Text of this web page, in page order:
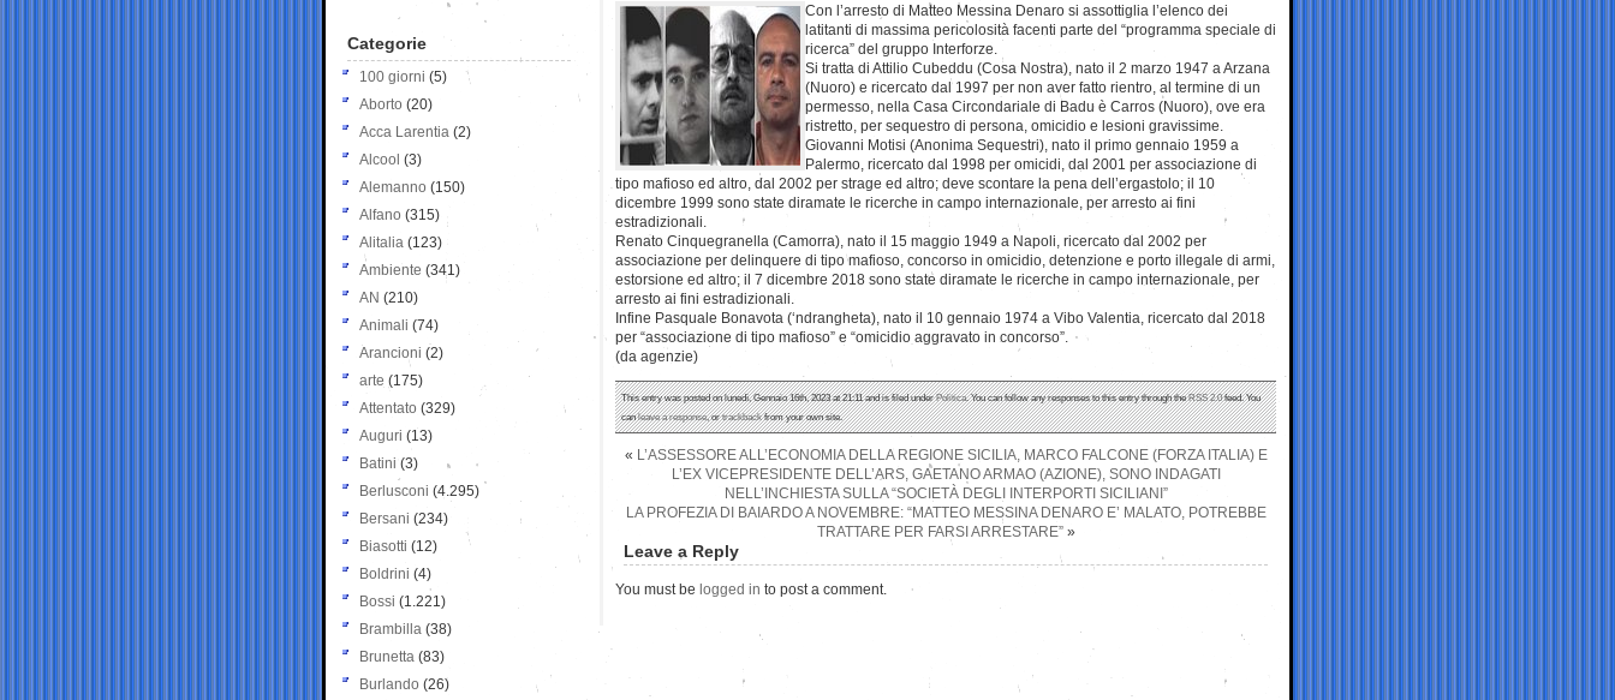
Con l’arresto di Matteo Messina Denaro si assottiglia l’elenco dei
latitanti di massima pericolosità facenti parte del “programma speciale di
ricerca” del gruppo Interforze.
Si tratta di Attilio Cubeddu (Cosa Nostra), nato il 2 marzo 1947 a Arzana
(Nuoro) e ricercato dal 1997 per non aver fatto rientro, al termine di un
permesso, nella Casa Circondariale di Badu è Carros (Nuoro), ove era
ristretto, per sequestro di persona, omicidio e lesioni gravissime.
Giovanni Motisi (Anonima Sequestri), nato il primo gennaio 1959 a
Palermo, ricercato dal 1998 per omicidi, dal 2001 per associazione di
tipo mafioso ed altro, dal 2002 per strage ed altro; deve scontare la pena dell’ergastolo; il 10
dicembre 1999 sono state diramate le ricerche in campo internazionale, per arresto ai fini
estradizionali.
Renato Cinquegranella (Camorra), nato il 15 maggio 1949 a Napoli, ricercato dal 2002 per
associazione per delinquere di tipo mafioso, concorso in omicidio, detenzione e porto illegale di armi,
estorsione ed altro; il 7 dicembre 2018 sono state diramate le ricerche in campo internazionale, per
arresto ai fini estradizionali.
Infine Pasquale Bonavota (‘ndrangheta), nato il 10 gennaio 1974 a Vibo Valentia, ricercato dal 2018
per “associazione di tipo mafioso” e “omicidio aggravato in concorso”.
(da agenzie)
This entry was posted on lunedì, Gennaio 16th, 2023 at 21:11 and is filed underPolitica. You can follow any responses to this entry through theRSS 2.0feed. You
canleave a response, ortrackbackfrom your own site.
« L’ASSESSORE ALL’ECONOMIA DELLA REGIONE SICILIA, MARCO FALCONE (FORZA ITALIA) E
L’EX VICEPRESIDENTE DELL’ARS, GAETANO ARMAO (AZIONE), SONO INDAGATI
NELL’INCHIESTA SULLA “SOCIETÀ DEGLI INTERPORTI SICILIANI”
LA PROFEZIA DI BAIARDO A NOVEMBRE: “MATTEO MESSINA DENARO E’ MALATO, POTREBBE
TRATTARE PER FARSI ARRESTARE”»
Leave a Reply
You must be logged in to post a comment.
Categorie
100 giorni (5)
Aborto (20)
Acca Larentia (2)
Alcool (3)
Alemanno (150)
Alfano (315)
Alitalia (123)
Ambiente (341)
AN (210)
Animali (74)
Arancioni (2)
arte (175)
Attentato (329)
Auguri (13)
Batini (3)
Berlusconi (4.295)
Bersani (234)
Biasotti (12)
Boldrini (4)
Bossi (1.221)
Brambilla (38)
Brunetta (83)
Burlando (26)